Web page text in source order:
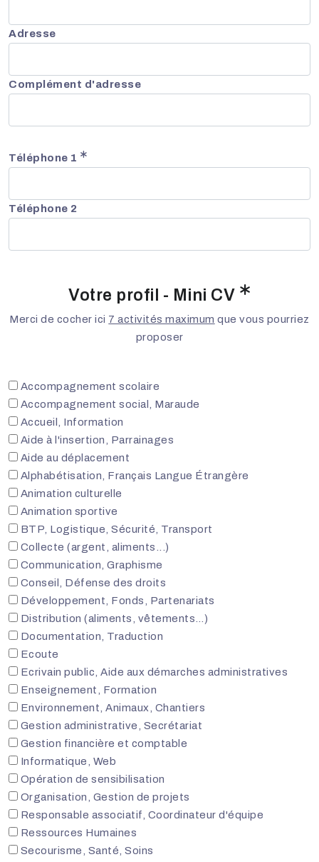
Adresse
Complément d'adresse
Téléphone 1
Téléphone 2
Votre profil - Mini CV
Merci de cocher ici 7 activités maximum que vous pourriez
proposer
Accompagnement scolaire
Accompagnement social, Maraude
Accueil, Information
Aide à l'insertion, Parrainages
Aide au déplacement
Alphabétisation, Français Langue Étrangère
Animation culturelle
Animation sportive
BTP, Logistique, Sécurité, Transport
Collecte (argent, aliments...)
Communication, Graphisme
Conseil, Défense des droits
Développement, Fonds, Partenariats
Distribution (aliments, vêtements…)
Documentation, Traduction
Ecoute
Ecrivain public, Aide aux démarches administratives
Enseignement, Formation
Environnement, Animaux, Chantiers
Gestion administrative, Secrétariat
Gestion financière et comptable
Informatique, Web
Opération de sensibilisation
Organisation, Gestion de projets
Responsable associatif, Coordinateur d'équipe
Ressources Humaines
Secourisme, Santé, Soins